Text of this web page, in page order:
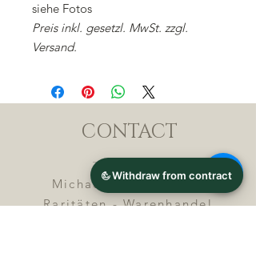
siehe Fotos
Preis inkl. gesetzl. MwSt. zzgl.
Versand.
CONTACT
Michael Lothar Wolf -
Raritäten - Warenhandel